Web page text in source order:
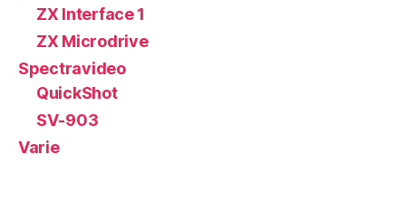
ZX Interface 1
ZX Microdrive
Spectravideo
QuickShot
SV-903
Varie